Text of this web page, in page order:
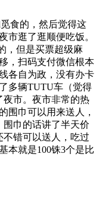
食的，然后觉得这
市逛了逛顺便吃饭。
，但是买票超级麻
，扫码支付微信根本
各自为政，没有办卡
多辆TUTU车（觉得
夜市。夜市非常的热
围巾可以用来送人，
围巾的话讲了半天价
不错可以送人，吃过
本就是100铢3个是比